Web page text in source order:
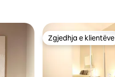
Zgjedhja e klientëve
Zgjedhja e klientëve